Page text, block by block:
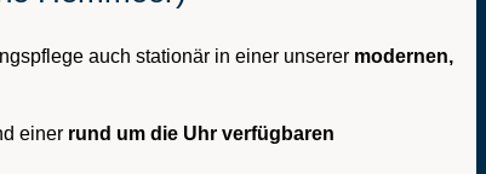
auch stationär in einer unserer modernen,
einer rund um die Uhr verfügbaren